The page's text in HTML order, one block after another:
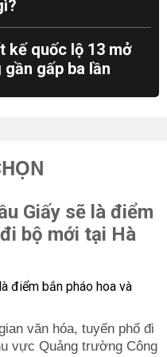
kế quốc lộ 13 mở
gần gấp ba lần
Giấy sẽ là điểm
bộ mới tại Hà
văn hóa, tuyến phố đi
vực Quảng trường Công